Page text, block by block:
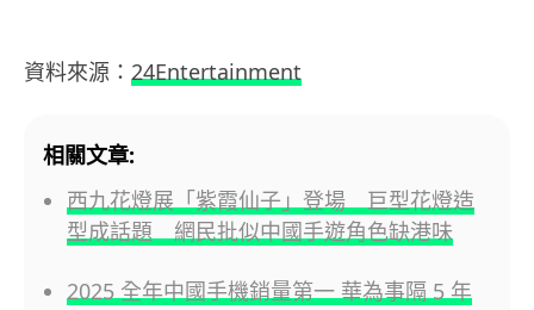
資料來源： 24Entertainment
相關文章:
西九花燈展「紫霞仙子」登場 巨型花燈造
型成話題 網民批似中國手遊角色缺港味
2025 全年中國手機銷量第一 華為事隔 5 年